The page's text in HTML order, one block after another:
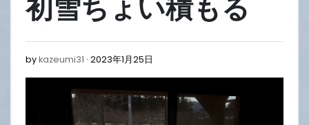
初雪ちょい積もる
bykazeumi31 2023年1月25日
月
25